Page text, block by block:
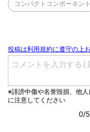
コンパクトコンポーネント